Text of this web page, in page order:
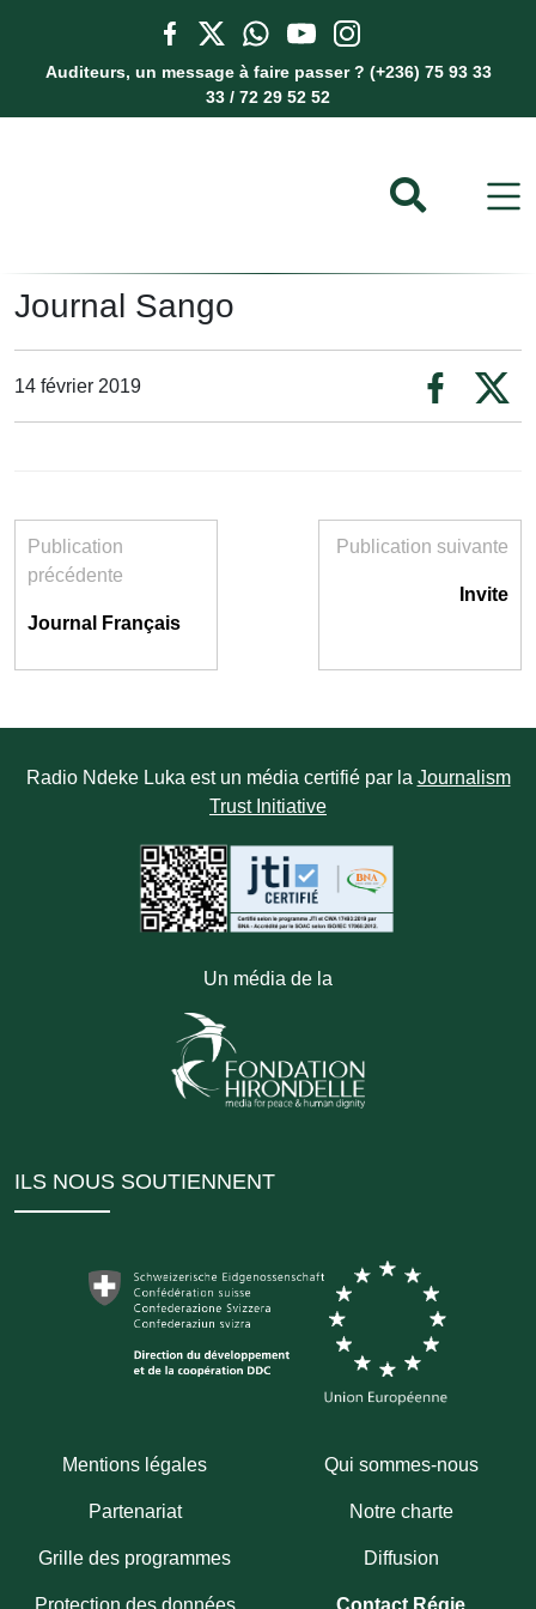
Auditeurs, un message à faire passer ? (+236) 75 93 33
33 / 72 29 52 52
Journal Sango
14 février 2019
Publication
précédente
Journal Français
Publication suivante
Invite
Radio Ndeke Luka est un média certifié par la Journalism
Trust Initiative
Un média de la
ILS NOUS SOUTIENNENT
Mentions légales Qui sommes-nous
Partenariat Notre charte
Grille des programmes Diffusion
Protection des données Contact Régie